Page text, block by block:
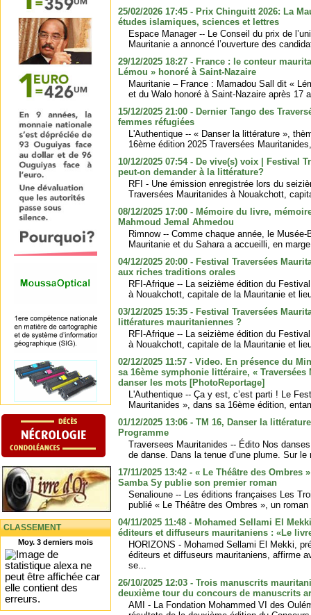
CLASSEMENT
Moy. 3 derniers mois
25/02/2026 17:45 - Prix Chinguitt 2026: La
études islamiques, sciences et lettres
Espace Manager -- Le Conseil du prix de
Mauritanie a annoncé l’ouverture des
29/12/2025 18:27 - France : le conteur
Lémou » honoré à Saint-Nazaire
Mauritanie – France : Mamadou Sall dit «
et du Walo honoré à Saint-Nazaire après 17
15/12/2025 21:00 - Dernier Tango des
femmes réfugiées
L'Authentique -- « Danser la littérature »,
16ème édition 2025 Traversées
10/12/2025 07:54 - De vive(s) voix | Festival
peut-on demander à la littérature?
RFI - Une émission enregistrée lors du
Traversées Mauritanides à Nouakchott,
08/12/2025 17:00 - Mémoire du livre,
Mahmoud Jemal Ahmedou
Rimnow -- Comme chaque année, le
Mauritanie et du Sahara a accueilli, en
04/12/2025 20:00 - Festival Traversées
aux riches traditions orales
RFI-Afrique -- La seizième édition du
à Nouakchott, capitale de la Mauritanie et
03/12/2025 15:35 - Festival Traversées
littératures mauritaniennes ?
RFI-Afrique -- La seizième édition du
à Nouakchott, capitale de la Mauritanie et
02/12/2025 11:57 - Video. En présence du
sa 16ème symphonie littéraire, « Traversées
danser les mots [PhotoReportage]
L'Authentique -- Ça y est, c’est parti ! Le
Mauritanides », dans sa 16ème édition,
01/12/2025 13:06 - TM 16, Danser la
Programme
Traversees Mauritanides -- Édito Nos
de danse. Dans la tenue d’une plume. Sur le
17/11/2025 13:42 - « Le Théâtre des Ombres
Samba Sy publie son premier roman
Senalioune -- Les éditions françaises Les
publié « Le Théâtre des Ombres », un roman
04/11/2025 11:48 - Mohamed Sellami El
éditeurs et diffuseurs mauritaniens : «Le
HORIZONS - Mohamed Sellami El Mekki,
éditeurs et diffuseurs mauritaniens, affirme
se...
26/10/2025 12:03 - Trois manuscrits
deuxième tour du concours de manuscrits
AMI - La Fondation Mohammed VI des